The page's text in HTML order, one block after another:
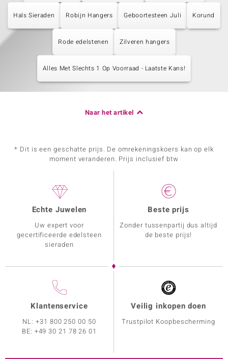
Hals Sieraden Robijn Hangers Geboortesteen Juli Korund
Rode edelstenen Zilveren hangers
Alles Met Slechts 1 Op Voorraad - Laatste Kans!
Naar het artikel
* Dit is een geschatte prijs. De omrekeningskoers kan op elk
moment veranderen. Prijs inclusief btw
Echte Juwelen
Uw expert voor
gecertificeerde edelsteen
sieraden
Beste prijs
Zonder tussenpartij dus altijd
de beste prijs!
Klantenservice
NL:+31 800 250 00 50
BE: +49 30 21 78 26 01
Veilig inkopen doen
Trustpilot Koopbescherming